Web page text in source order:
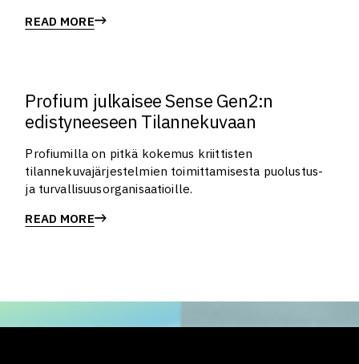
READ MORE
Profium julkaisee Sense Gen2:n
edistyneeseen Tilannekuvaan
Profiumilla on pitkä kokemus kriittisten
tilannekuvajärjestelmien toimittamisesta puolustus-
ja turvallisuusorganisaatioille.
READ MORE